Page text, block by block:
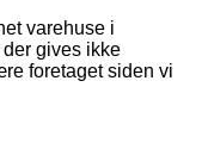
varehuse i
gives ikke
foretaget siden vi